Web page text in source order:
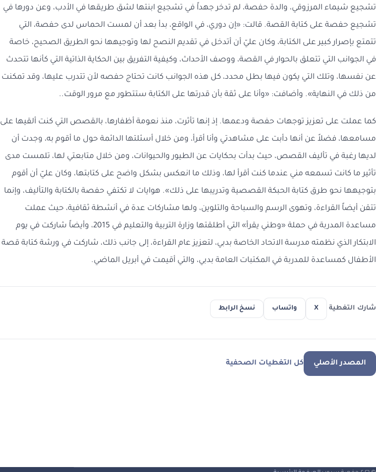
تشجيع شيماء المرزوقي، والدة حفصة، لم تدخر جهداً في تشجيع ابنتها لشق طريقها في الأدب، وعن دورها في
تشجيع حفصة على كتابة القصة. قالت: «إن دوري، في الواقع، بدأ بعد أن لمست الحماس لدى حفصة، التي
تتمتع بإصرار كبير على الكتابة، وكان عليّ أن أتدخل في تقديم النصح لها وتوجيهها نحو الطريق الصحيح، خاصة
في الجوانب التي تتعلق بالحوار في القصة، ووصف الأحداث، وكيفية التفريق بين الحكاية الذاتية التي كأنها تتحدث
عن نفسها، وتلك التي يكون فيها بطل محدد، كل هذه الجوانب كانت تحتاج حفصه لأن تتدرب عليها، وقد تمكنت
من ذلك في النهاية». وأضافت: «وأنا على ثقة بأن قدرتها على الكتابة ستتطور مع مرور الوقت..
كما عملت على تعزيز توجهات حفصة ودعمها. إذ إنها تأثرت، منذ نعومة أظفارها، بالقصص التي كنت ألقيها على
مسامعها، فضلاً عن أنها دأبت على مشاهدتي وأنا أقرأ، ومن خلال أسئلتها الدائمة حول ما أقوم به، وجدت أن
لديها رغبة في تأليف القصص، حيث بدأت بحكايات عن الطيور والحيوانات، ومن خلال متابعتي لها، تلمست مدى
تأثير ما كانت تسمعه مني عندما كنت أقرأ لها، وذلك ما انعكس بشكل واضح على كتابتها، وكان عليّ أن أقوم
بتوجيهها نحو طرق كتابة الحبكة القصصية وتدريبها على ذلك». هوايات لا تكتفي حفصة بالكتابة والتأليف، وإنما
تتقن أيضاً القراءة، وتهوى الرسم والسباحة والتلوين، ولها مشاركات عدة في أنشطة ثقافية، حيث عملت
مساعدة المدربة في حملة «وطني يقرأ» التي أطلقتها وزارة التربية والتعليم في 2015، وأيضاً شاركت في يوم
الابتكار الذي نظمته مدرسة الاتحاد الخاصة بدبي، لتعزيز عام القراءة، إلى جانب ذلك، شاركت في ورشة كتابة قصة
الأطفال كمساعدة للمدربة في المكتبات العامة بدبي، والتي أقيمت في أبريل الماضي.
شارك التغطية X واتساب نسخ الرابط
المصدر الأصلي كل التغطيات الصحفية